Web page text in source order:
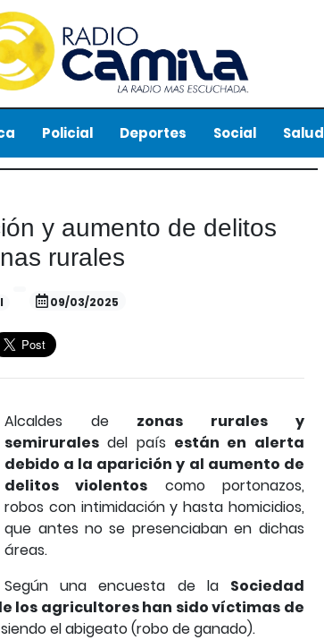
Policial Deportes Social Salud
y aumento de delitos
rurales
09/03/2025
Alcaldes de zonas rurales y
semirurales del país están en alerta
debido a la aparición y al aumento de
delitos violentos como portonazos,
robos con intimidación y hasta homicidios,
que antes no se presenciaban en dichas
áreas.
Según una encuesta de la Sociedad
los agricultores han sido víctimas de
el abigeato (robo de ganado).